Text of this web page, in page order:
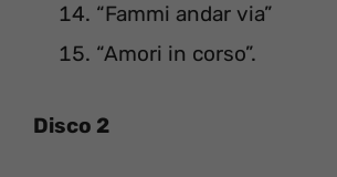
“Fammi andar via”
“Amori in corso”.
Disco 2